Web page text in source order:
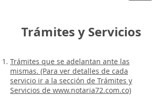
Trámites y Servicios
Trámites que se adelantan ante las
mismas. (Para ver detalles de cada
servicio ir a la sección de Trámites y
Servicios de www.notaria72.com.co)